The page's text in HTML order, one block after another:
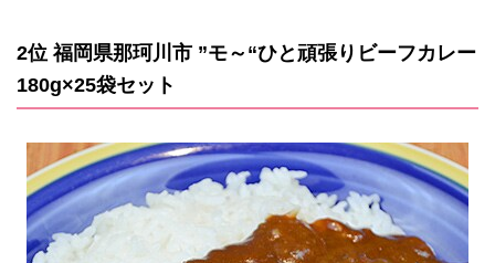
2位 福岡県那珂川市 ”モ～“ひと頑張りビーフカレー
180g×25袋セット